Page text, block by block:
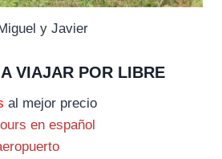
y Javier
VIAJAR POR LIBRE
al mejor precio
en español